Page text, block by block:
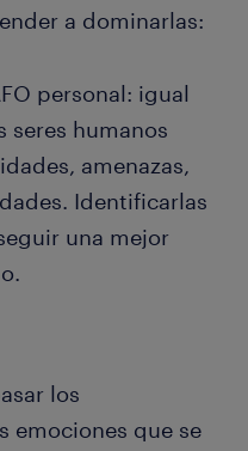
a dominarlas:
personal: igual
seres humanos
amenazas,
Identificarlas
una mejor
los
emociones que se